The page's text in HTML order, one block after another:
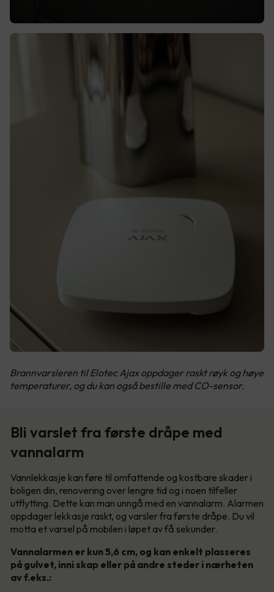
Brannvarsleren til Elotec Ajax oppdager raskt røyk og høye
temperaturer, og du kan også bestille med CO-sensor.
Bli varslet fra første dråpe med
vannalarm
Vannlekkasje kan føre til omfattende og kostbare skader i
boligen din, renovering over lengre tid og i noen tilfeller
utflytting. Dette kan man unngå med en vannalarm. Alarmen
oppdager lekkasje raskt, og varsler fra første dråpe. Du vil
motta et varsel på mobilen i løpet av få sekunder.
Vannalarmen er kun 5,6 cm, og kan enkelt plasseres
på gulvet, inni skap eller på andre steder i nærheten
av f.eks.: